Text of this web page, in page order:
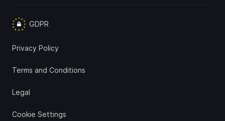
GDPR
Privacy Policy
Terms and Conditions
Legal
Cookie Settings